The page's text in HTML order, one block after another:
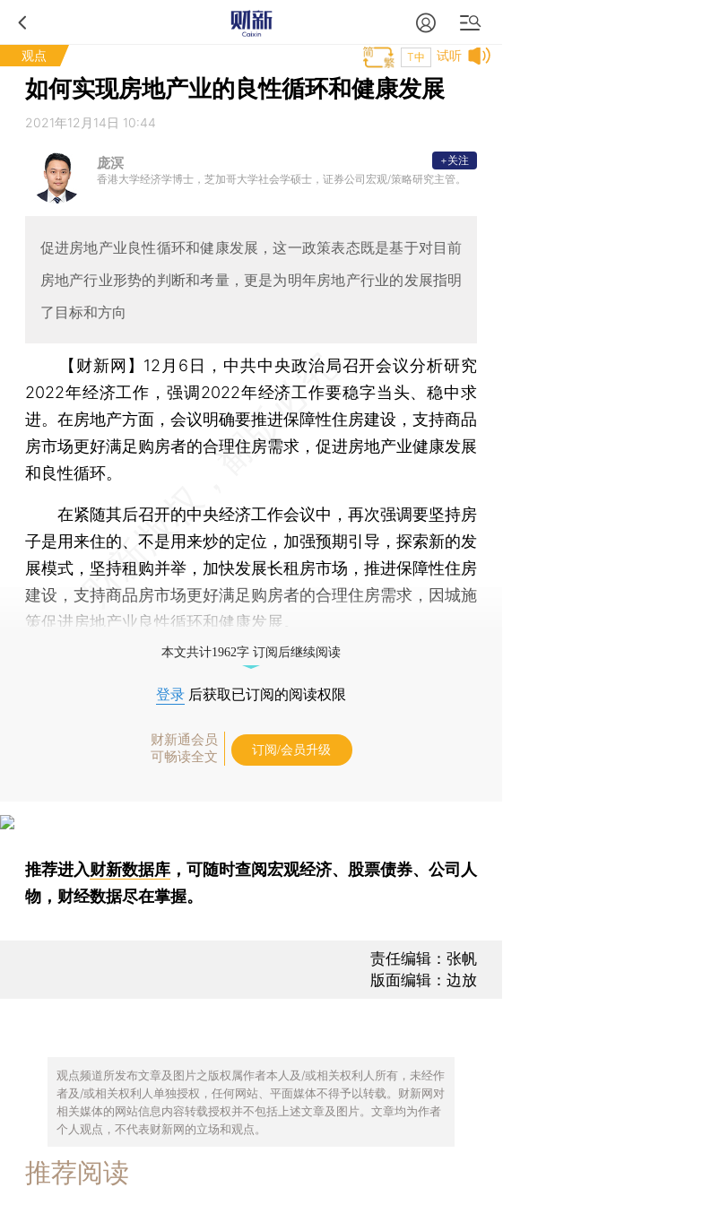
观点 试听
T中
如何实现房地产业的良性循环和健康发展
2021年12月14日 10:44
庞溟
香港大学经济学博士，芝加哥大学社会学硕士，证券公司宏观/策略研究主管。
+关注
促进房地产业良性循环和健康发展，这一政策表态既是基于对目前
房地产行业形势的判断和考量，更是为明年房地产行业的发展指明
了目标和方向
【财新网】 12月6日，中共中央政治局召开会议分析研究
2022年经济工作，强调2022年经济工作要稳字当头、稳中求
进。在房地产方面，会议明确要推进保障性住房建设，支持商品
房市场更好满足购房者的合理住房需求，促进房地产业健康发展
和良性循环。
在紧随其后召开的中央经济工作会议中，再次强调要坚持房
子是用来住的、不是用来炒的定位，加强预期引导，探索新的发
展模式，坚持租购并举，加快发展长租房市场，推进保障性住房
建设，支持商品房市场更好满足购房者的合理住房需求，因城施
策促进房地产业良性循环和健康发展。
本文共计1962字 订阅后继续阅读
登录 后获取已订阅的阅读权限
财新通会员
可畅读全文
订阅/会员升级
推荐进入财新数据库 ，可随时查阅宏观经济、股票债券、公司人
物，财经数据尽在掌握。
责任编辑：张帆
版面编辑：边放
观点频道所发布文章及图片之版权属作者本人及/或相关权利人所有，未经作
者及/或相关权利人单独授权，任何网站、平面媒体不得予以转载。财新网对
相关媒体的网站信息内容转载授权并不包括上述文章及图片。文章均为作者
个人观点，不代表财新网的立场和观点。
推荐阅读